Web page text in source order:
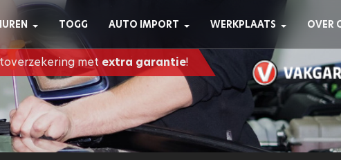
TOGG AUTO IMPORT WERKPLAATS OVER
met extra garantie!